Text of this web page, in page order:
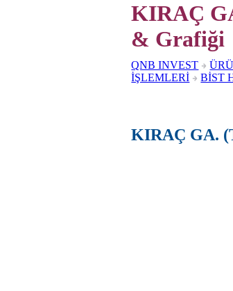
KIRAÇ
& Grafiği
QNB INVEST
İŞLEMLERİ
BİST
KIRAÇ GA.